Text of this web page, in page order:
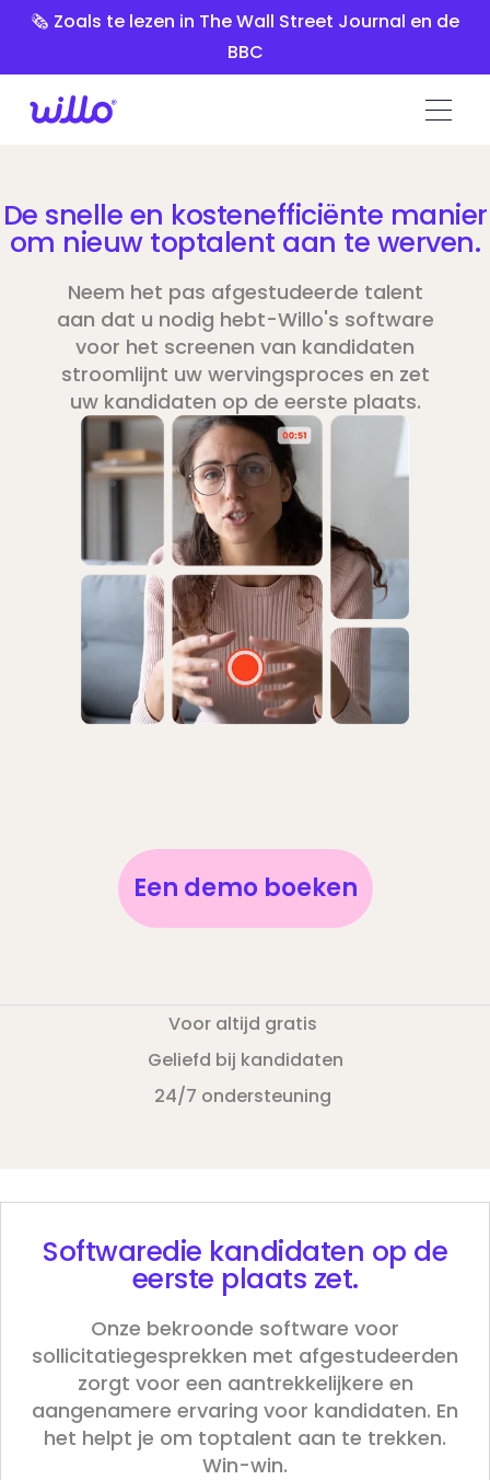
Please
includes
🗞️ Zoals te lezen in The Wall Street Journal en de
BBC
De snelle en kostenefficiënte manier
om nieuw toptalent aan te werven.
Neem het pas afgestudeerde talent
aan dat u nodig hebt-Willo's software
voor het screenen van kandidaten
stroomlijnt uw wervingsproces en zet
uw kandidaten op de eerste plaats.
Een demo boeken
Voor altijd gratis
Geliefd bij kandidaten
24/7 ondersteuning
Softwaredie kandidaten op de
eerste plaats zet.
Onze bekroonde software voor
sollicitatiegesprekken met afgestudeerden
zorgt voor een aantrekkelijkere en
aangenamere ervaring voor kandidaten. En
het helpt je om toptalent aan te trekken.
Win-win.